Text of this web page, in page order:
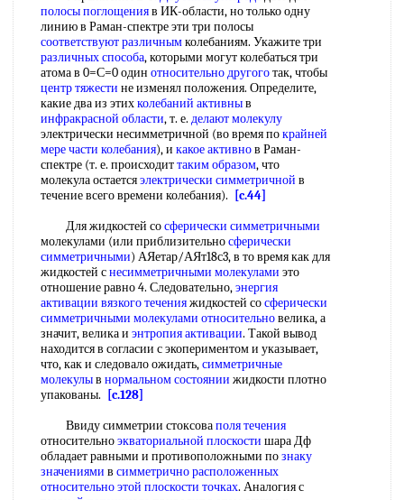
полосы поглощенияв ИК-области, но только одну
линию в Раман-спектре эти три полосы
соответствуют различнымколебаниям. Укажите три
различных способа, которыми могут колебаться три
атома в 0=С=0 один относительно другоготак, чтобы
центр тяжести не изменял положения. Определите,
какие два из этихколебаний активныв
инфракрасной области, т. е. делают молекулу
электрически несимметричной (во время покрайней
меречасти колебания), и какое активнов Раман-
спектре (т. е. происходиттаким образом, что
молекула остаетсяэлектрически симметричной в
течение всего времени колебания).
[c.44]
Для жидкостей сосферически симметричными
молекулами (или приблизительносферически
симметричными) АЯетар/АЯт18с3, в то время как для
жидкостей снесимметричными молекулами это
отношение равно 4. Следовательно,энергия
активации вязкого теченияжидкостей сосферически
симметричными молекулами относительновелика, а
значит, велика и энтропия активации. Такой вывод
находится в согласии с экопериментом и указывает,
что, как и следовало ожидать,симметричные
молекулыв нормальном состоянии жидкости плотно
упакованы.
[c.128]
Ввиду симметрии стоксоваполя течения
относительноэкваториальной плоскости шара Дф
обладает равными и противоположными познаку
значениями в симметрично расположенных
относительно этой плоскости точках. Аналогия с